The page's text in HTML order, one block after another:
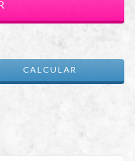
ALTERAR CEP
CALCULAR